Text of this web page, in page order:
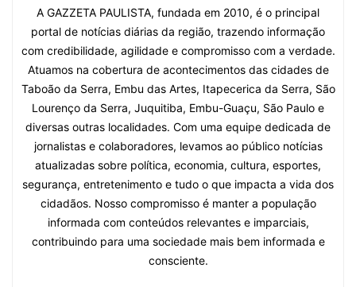
A GAZZETA PAULISTA, fundada em 2010, é o principal
portal de notícias diárias da região, trazendo informação
com credibilidade, agilidade e compromisso com a verdade.
Atuamos na cobertura de acontecimentos das cidades de
Taboão da Serra, Embu das Artes, Itapecerica da Serra, São
Lourenço da Serra, Juquitiba, Embu-Guaçu, São Paulo e
diversas outras localidades. Com uma equipe dedicada de
jornalistas e colaboradores, levamos ao público notícias
atualizadas sobre política, economia, cultura, esportes,
segurança, entretenimento e tudo o que impacta a vida dos
cidadãos. Nosso compromisso é manter a população
informada com conteúdos relevantes e imparciais,
contribuindo para uma sociedade mais bem informada e
consciente.